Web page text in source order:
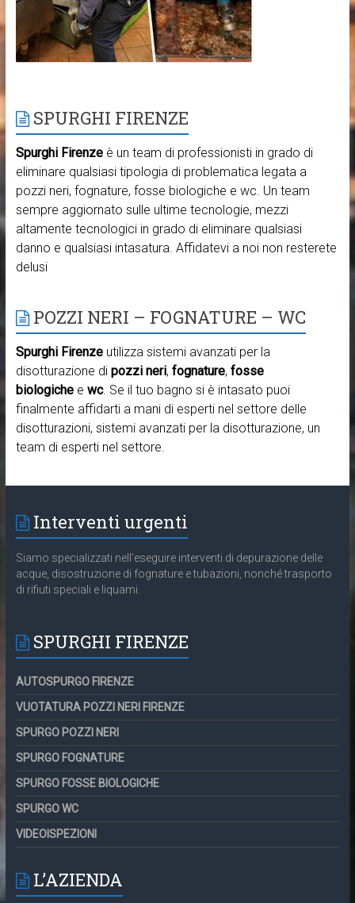
SPURGHI FIRENZE
Spurghi Firenzeè un team di professionisti in grado di
eliminare qualsiasi tipologia di problematica legata a
pozzi neri, fognature, fosse biologiche e wc. Un team
sempre aggiornato sulle ultime tecnologie, mezzi
altamente tecnologici in grado di eliminare qualsiasi
danno e qualsiasi intasatura. Affidatevi a noi non resterete
delusi
POZZI NERI – FOGNATURE – WC
Spurghi Firenzeutilizza sistemi avanzati per la
disotturazione di pozzi neri, fognature, fosse
biologichee wc. Se il tuo bagno si è intasato puoi
finalmente affidarti a mani di esperti nel settore delle
disotturazioni, sistemi avanzati per la disotturazione, un
team di esperti nel settore.
Interventi urgenti
Siamo specializzati nell’eseguire interventi di depurazione delle
acque, disostruzione di fognature e tubazioni, nonché trasporto
di rifiuti speciali e liquami.
SPURGHI FIRENZE
AUTOSPURGO FIRENZE
VUOTATURA POZZI NERI FIRENZE
SPURGO POZZI NERI
SPURGO FOGNATURE
SPURGO FOSSE BIOLOGICHE
SPURGO WC
VIDEOISPEZIONI
L’AZIENDA